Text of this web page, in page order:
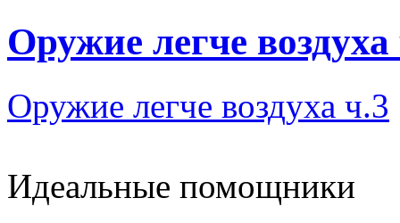
Оружие легче
Оружие легче воздуха ч.3
Идеальные помощники